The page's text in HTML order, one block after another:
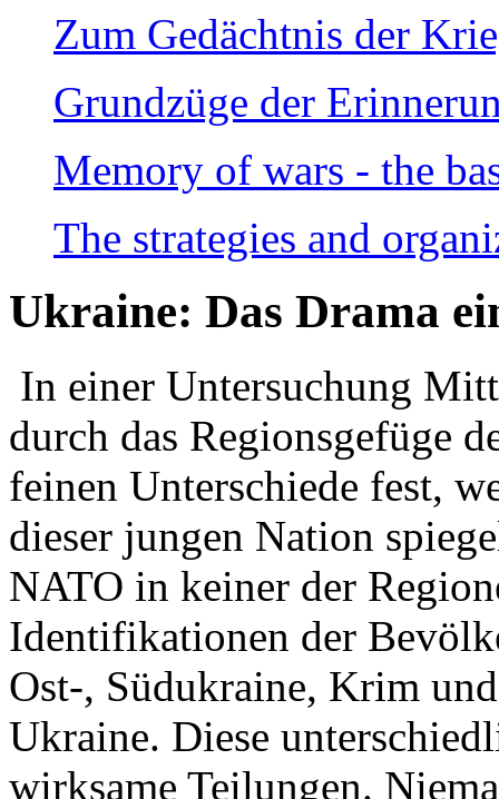
Zum Gedächtnis der
Grundzüge der
Memory of wars - the
The strategies and
Ukraine: Das Drama
In einer Untersuchung
durch das Regionsgefüge
feinen Unterschiede fest,
dieser jungen Nation
NATO in keiner der
Identifikationen der
Ost-, Südukraine, Krim
Ukraine. Diese
wirksame Teilungen.